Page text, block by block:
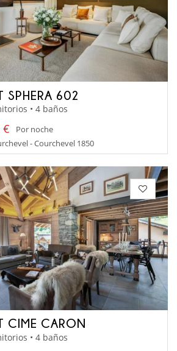
SPHERA 602
• 4 baños
€
Por noche
- Courchevel 1850
CIME CARON
• 4 baños